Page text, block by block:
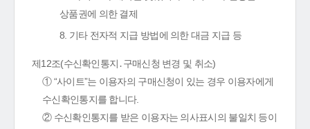
상품권에 의한 결제
8. 기타 전자적 지급 방법에 의한 대금 지급 등
제12조(수신확인통지․구매신청 변경 및 취소)
① “사이트”는 이용자의 구매신청이 있는 경우 이용자에게
수신확인통지를 합니다.
② 수신확인통지를 받은 이용자는 의사표시의 불일치 등이